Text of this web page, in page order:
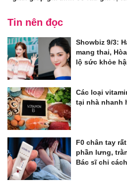
Tin nên đọc
Showbiz 9/3:
mang thai,
lộ sức khỏe
Các loại
tại nhà nhanh
F0 chân tay
phần lưng,
Bác sĩ chỉ